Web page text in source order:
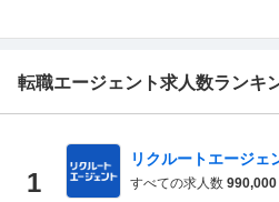
転職エージェント求人数ランキ
1
リクルートエージェ
すべての求人数 990,000